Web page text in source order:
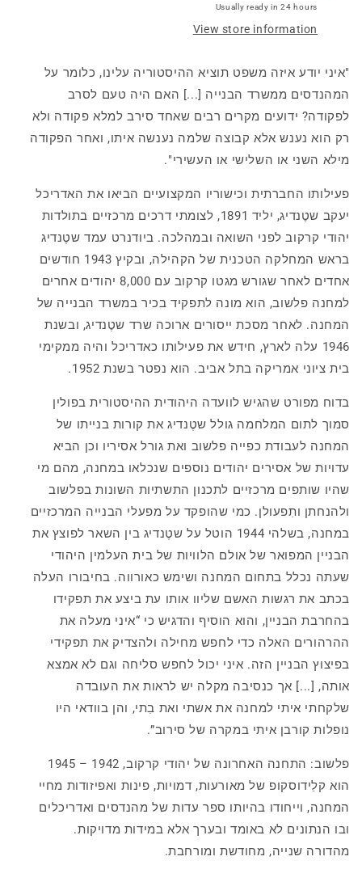
קרקוב
Usually ready in 24 hours
View store information
"איני יודע איזה משפט תוציא ההיסטוריה עלינו, כלומר על
המהנדסים ממשרד הבנייה [...] האם היה טעם לסרב
לפקודה? ידועים מקרים רבים שאחד סירב למלא פקודה ולא
רק הוא נענש אלא קבוצה שלמה נענשה איתו, ואחר הפקודה
מילא השני או השלישי או העשירי".
פעילותו החברתית וכישוריו המקצועיים הביאו את האדריכל
יעקב שטֶנדיג, יליד 1891, לצומתי דרכים מרכזיים בתולדות
יהודי קרקוב לפני השואה ובמהלכה. ביודנרט עמד שטֶנדיג
בראש המחלקה הטכנית של הקהילה, ובקיץ 1943 חודשים
אחדים לאחר שגורש מגטו קרקוב עם 8,000 יהודים אחרים
למחנה פלשוב, הוא מונה לתפקיד בכיר במשרד הבנייה של
המחנה. לאחר מסכת ייסורים ארוכה שרד שטֶנדיג, ובשנת
1946 עלה לארץ, חידש את פעילותו כאדריכל והיה ממקימי
בית ציוני אמריקה בתל אביב. הוא נפטר בשנת 1952.
בדוח מפורט שהגיש לוועדה היהודית ההיסטורית בפולין
סמוך לתום המלחמה גולל שטֶנדיג את קורות בנייתו של
המחנה לעבודת כפייה פלשוב ואת גורל אסיריו וכן הביא
עדויות של אסירים יהודים נוספים שנכלאו במחנה, מהם מי
שהיו שותפים מרכזיים לתכנון התשתיות השונות בפלשוב
ולהנחתן ותִפעולן. כמי שהופקד על מפעלי הבנייה המרכזיים
במחנה, בשלהי 1944 הוטל על שטֶנדיג בין השאר לפוצץ את
הבניין המפואר של אולם הלוויות של בית העלמין היהודי
שעתה נכלל בתחום המחנה ושימש כאורווה. בחיבורו העלה
בכתב את רגשות האשם שליוו אותו עת ביצע את תפקידו
בהחרבת הבניין, והוא הוסיף והדגיש כי “איני מעלה את
ההרהורים האלה כדי לחפש מחילה ולהצדיק את תפקידי
בפיצוץ הבניין הזה. איני יכול לחפש סליחה וגם לא אמצא
אותה, [...] אך כנסיבה מקלה יש לראות את העובדה
שלקחתי איתי למחנה את אשתי ואת בִתי, והן בוודאי היו
נופלות קורבן איתי במקרה של סירוב”.
פלשוב: התחנה האחרונה של יהודי קרקוב, 1942 – 1945
הוא קלֵידוסקופ של מאורעות, דמויות, פינות ואפיזודות מחיי
המחנה, וייחודו בהיותו ספר עדות של מהנדסים ואדריכלים
ובו הנתונים לא באומד ובערך אלא במידות מדויקות.
מהדורה שנייה, מחודשת ומורחבת.